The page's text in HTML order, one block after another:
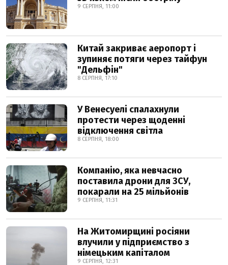
9 СЕРПНЯ, 11:00
Китай закриває аеропорт і
зупиняє потяги через тайфун
"Дельфін"
8 СЕРПНЯ, 17:10
У Венесуелі спалахнули
протести через щоденні
відключення світла
8 СЕРПНЯ, 18:00
Компанію, яка невчасно
поставила дрони для ЗСУ,
покарали на 25 мільйонів
9 СЕРПНЯ, 11:31
На Житомирщині росіяни
влучили у підприємство з
німецьким капіталом
9 СЕРПНЯ, 12:31